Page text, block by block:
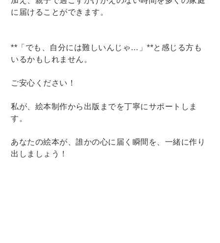
に届けることができます。
**「でも、自分には難しいんじゃ…」**と感じる方も
いるかもしれません。
ご安心ください！
私が、絵本制作から出版までを丁寧にサポートしま
す。
あなたの絵本が、誰かの心に届く瞬間を、一緒に作り
出しましょう！